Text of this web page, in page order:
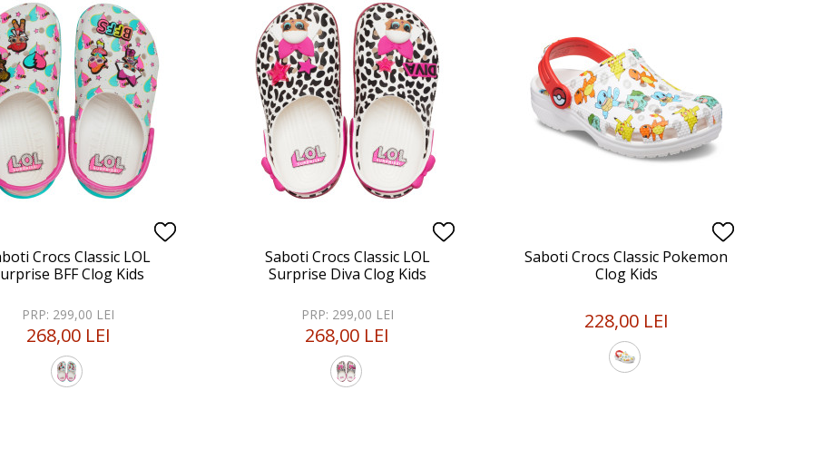
Crocs Classic LOL
BFF Clog Kids
PRP: 299,00 LEI
268,00 LEI
Saboti Crocs Classic LOL
Surprise Diva Clog Kids
PRP: 299,00 LEI
268,00 LEI
Saboti Crocs Classic Pokemon
Clog Kids
228,00 LEI